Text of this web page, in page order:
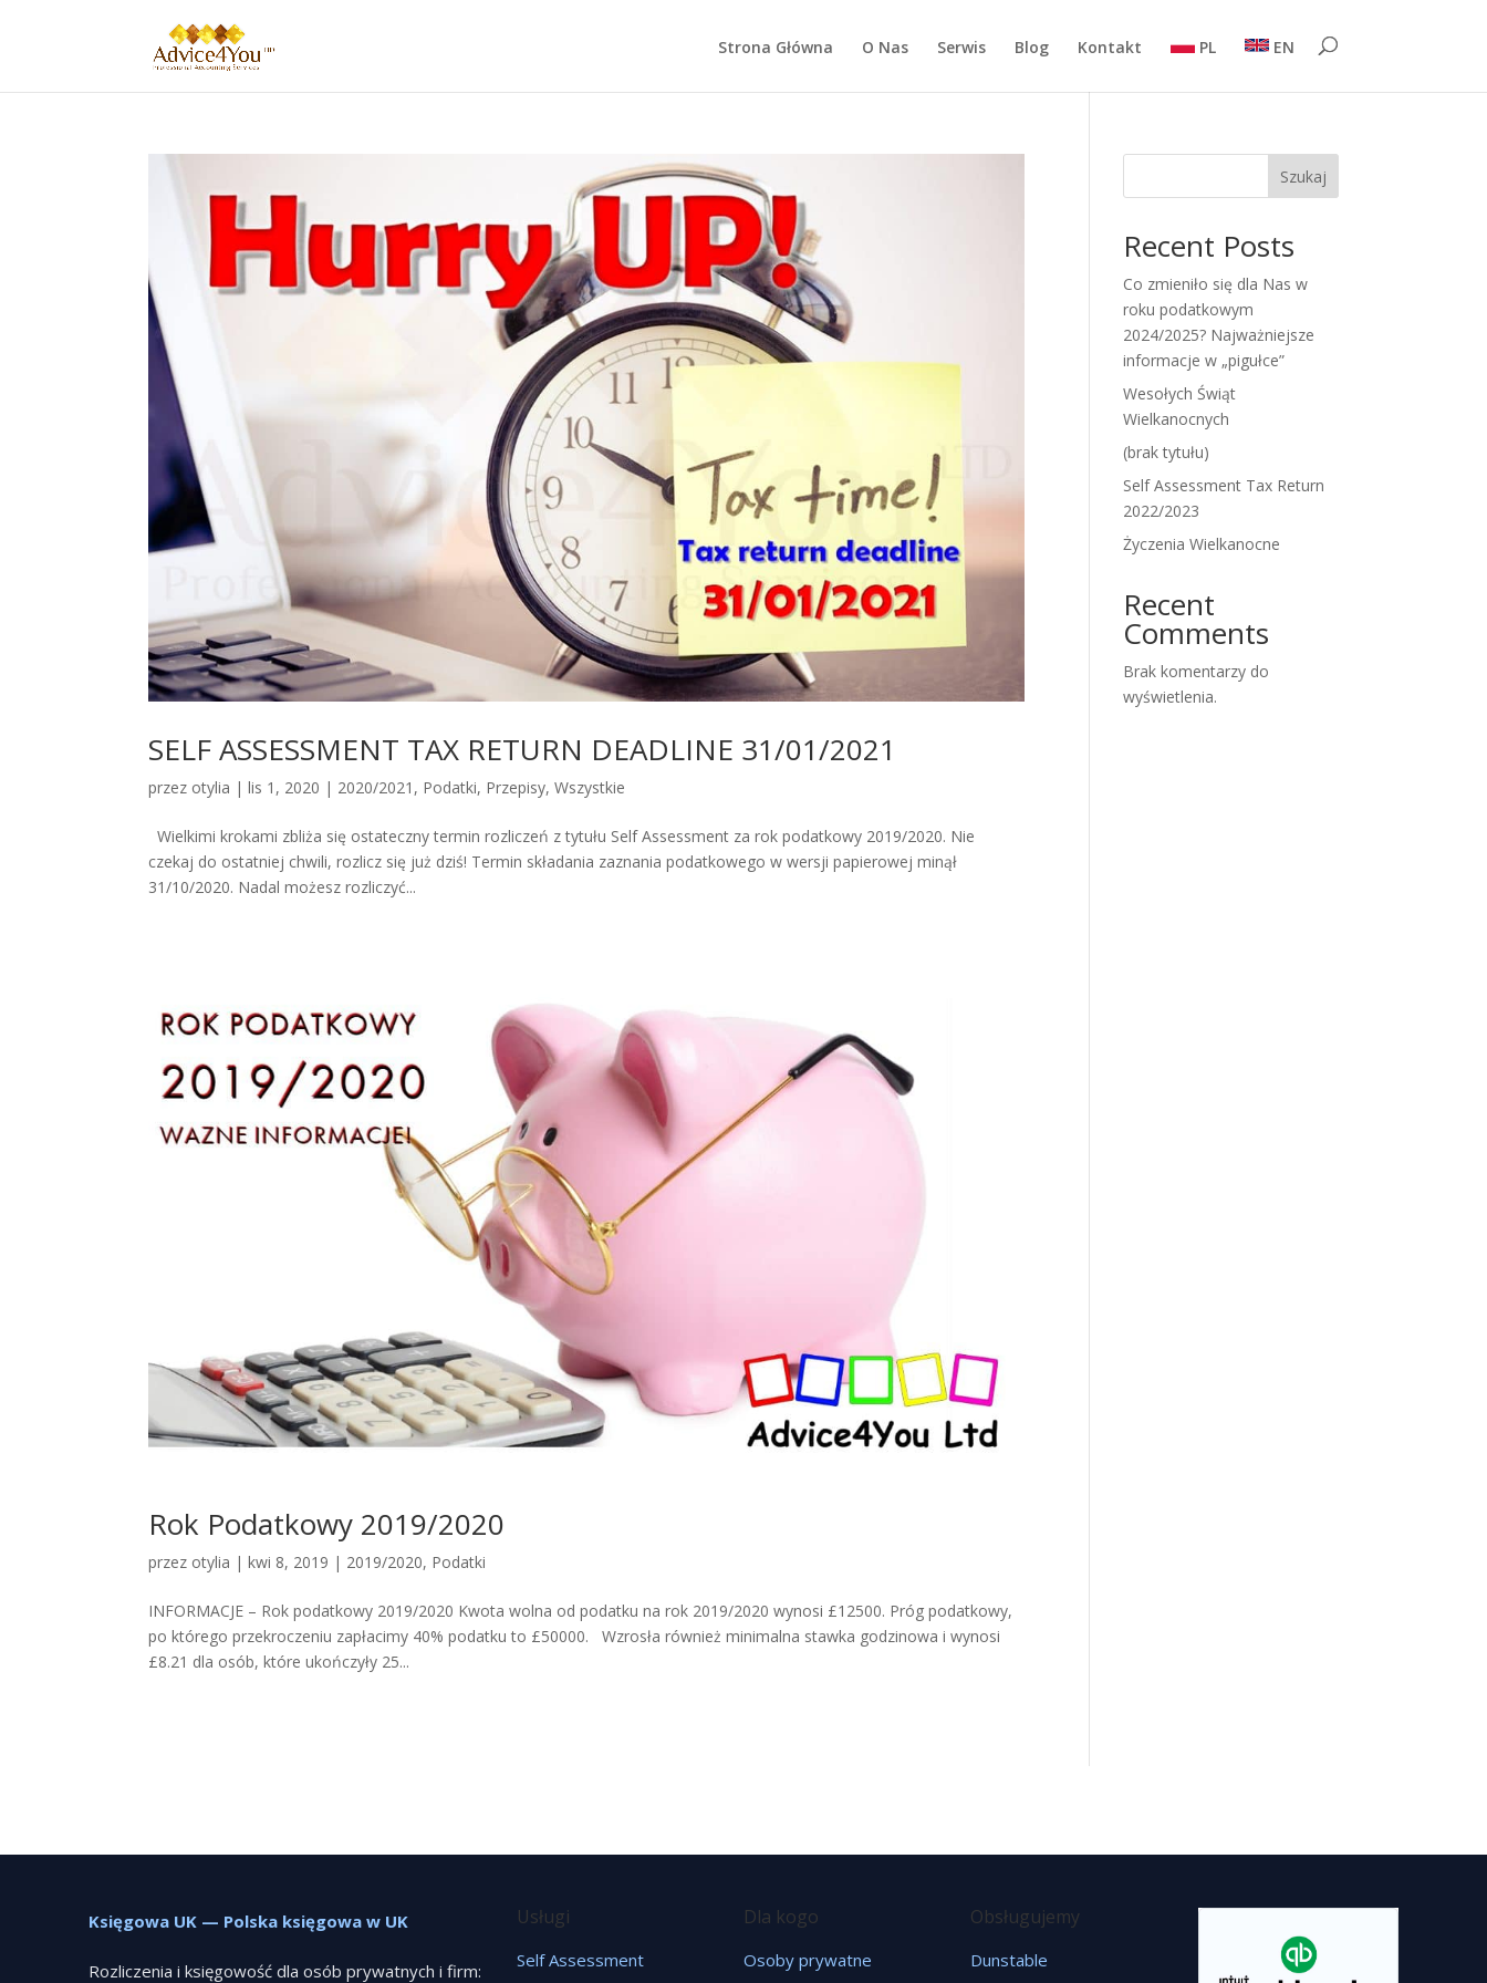
Strona Główna O Nas Serwis Blog Kontakt PL EN
SELF ASSESSMENT TAX RETURN DEADLINE 31/01/2021
przez otylia |lis 1, 2020 | 2020/2021 , Podatki, Przepisy,Wszystkie
Wielkimi krokami zbliża się ostateczny termin rozliczeń z tytułu Self Assessment za rok podatkowy 2019/2020. Nie
czekaj do ostatniej chwili, rozlicz się już dziś! Termin składania zaznania podatkowego w wersji papierowej minął
31/10/2020. Nadal możesz rozliczyć...
Rok Podatkowy 2019/2020
przez otylia |kwi 8, 2019 | 2019/2020, Podatki
INFORMACJE – Rok podatkowy 2019/2020 Kwota wolna od podatku na rok 2019/2020 wynosi £12500. Próg podatkowy,
po którego przekroczeniu zapłacimy 40% podatku to £50000. Wzrosła również minimalna stawka godzinowa i wynosi
£8.21 dla osób, które ukończyły 25...
Szukaj
Recent Posts
Co zmieniło się dla Nas w
roku podatkowym
2024/2025? Najważniejsze
informacje w „pigułce”
Wesołych Świąt
Wielkanocnych
(brak tytułu)
Self Assessment Tax Return
2022/2023
Życzenia Wielkanocne
Recent
Comments
Brak komentarzy do
wyświetlenia.
Księgowa UK — Polska księgowa w UK
Rozliczenia i księgowość dla osób prywatnych i firm:
Usługi
Self Assessment
Dla kogo
Osoby prywatne
Obsługujemy
Dunstable